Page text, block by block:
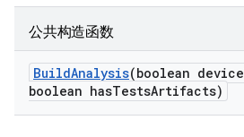
公共构造函数
BuildAnalysis(boolean device
boolean hasTestsArtifacts)